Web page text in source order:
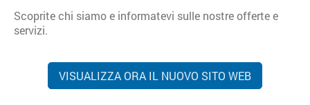
Scoprite chi siamo e informatevi sulle nostre offerte e
servizi.
VISUALIZZA ORA IL NUOVO SITO WEB